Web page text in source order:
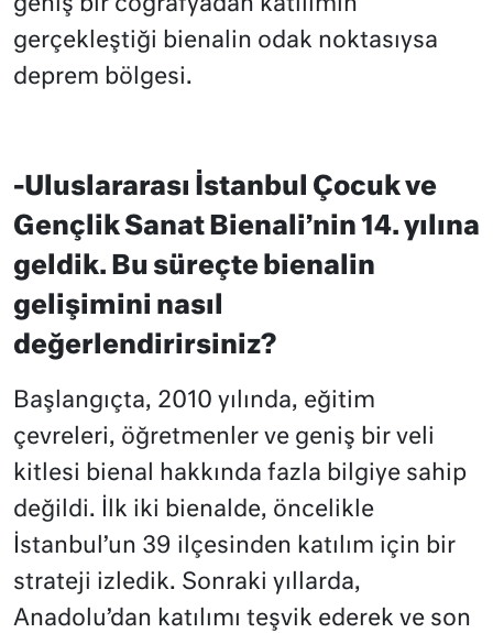
geniş bir coğrafyadan katılımın
gerçekleştiği bienalin odak noktasıysa
deprem bölgesi.
-Uluslararası İstanbul Çocuk ve
Gençlik Sanat Bienali’nin 14. yılına
geldik. Bu süreçte bienalin
gelişimini nasıl
değerlendirirsiniz?
Başlangıçta, 2010 yılında, eğitim
çevreleri, öğretmenler ve geniş bir veli
kitlesi bienal hakkında fazla bilgiye sahip
değildi. İlk iki bienalde, öncelikle
İstanbul’un 39 ilçesinden katılım için bir
strateji izledik. Sonraki yıllarda,
Anadolu’dan katılımı teşvik ederek ve son